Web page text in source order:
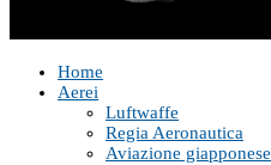
Home
Aerei
Luftwaffe
Regia Aeronautica
Aviazione giapponese